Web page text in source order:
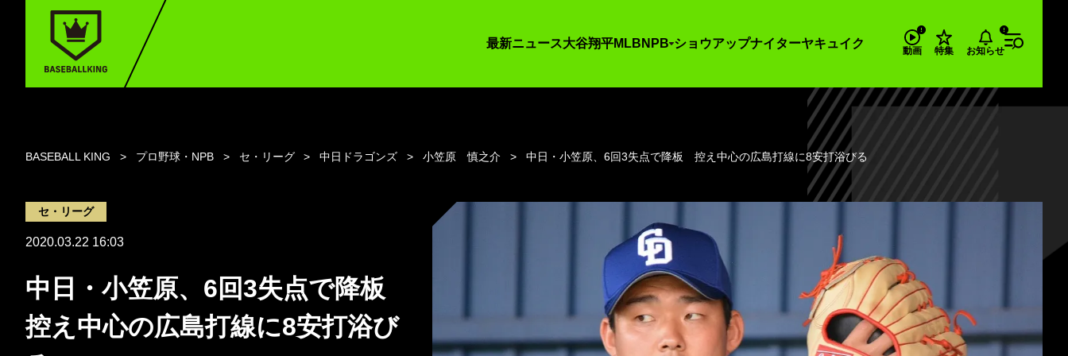
最新ニュース大谷翔平MLB NPB ショウアップナイターヤキュイク
動画 特集 お知らせ
BASEBALL KING プロ野球・NPB セ・リーグ 中日ドラゴンズ 小笠原 慎之介 中日・小笠原、6回3失点で降板 控え中心の広島打線に8安打浴びる
セ・リーグ
2020.03.22 16:03
中日・小笠原、6回3失点で降板
控え中心の広島打線に8安打浴び